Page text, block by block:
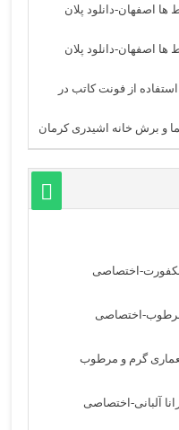
اصفهان-دانلود پلان
اصفهان-دانلود پلان
از فونت کاتب در
و برش خانه اشیدری کرمان
اختصاصی
مرطوب-اختصاصی
گرم و مرطوب
آلبانی-اختصاصی